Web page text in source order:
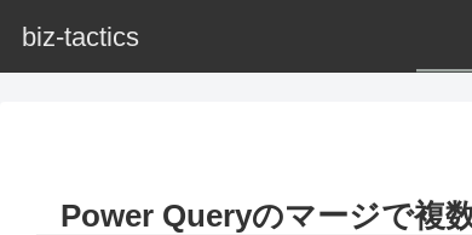
biz-tactics
Power Queryのマージで複